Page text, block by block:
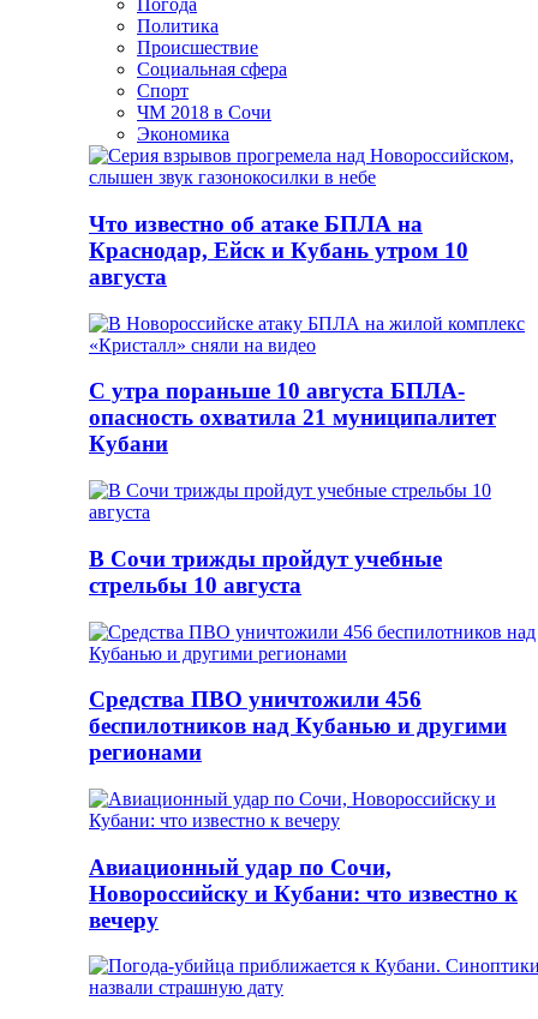
Погода
Политика
Происшествие
Социальная сфера
Спорт
ЧМ 2018 в Сочи
Экономика
Что известно об атаке БПЛА на
Краснодар, Ейск и Кубань утром 10
августа
С утра пораньше 10 августа БПЛА-
опасность охватила 21 муниципалитет
Кубани
В Сочи трижды пройдут учебные
стрельбы 10 августа
Средства ПВО уничтожили 456
беспилотников над Кубанью и другими
регионами
Авиационный удар по Сочи,
Новороссийску и Кубани: что известно к
вечеру